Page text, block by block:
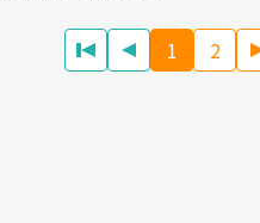
1 2